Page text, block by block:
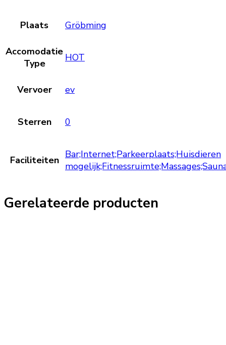
Plaats Gröbming
Accomodatie
Type
HOT
Vervoer ev
Sterren 0
Faciliteiten Bar;Internet;Parkeerplaats;Huisdieren
Gerelateerde producten